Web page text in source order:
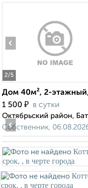
2/5
‹
Дом 40м², 2-
1 500 ₽ в сутки
Октябрьский район,
Собственник,
‹